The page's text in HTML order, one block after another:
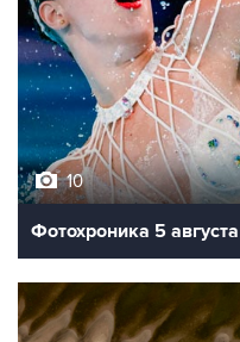
10
Фотохроника 5 августа